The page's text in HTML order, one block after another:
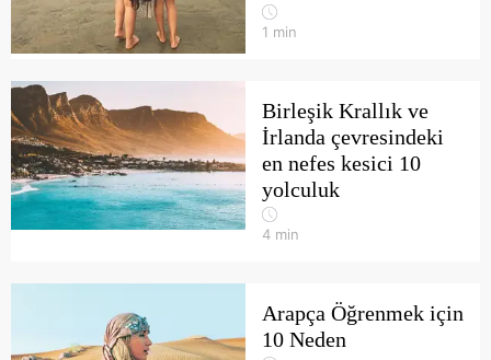
1 min
Birleşik Krallık ve
İrlanda çevresindeki
en nefes kesici 10
yolculuk
4 min
Arapça Öğrenmek için
10 Neden